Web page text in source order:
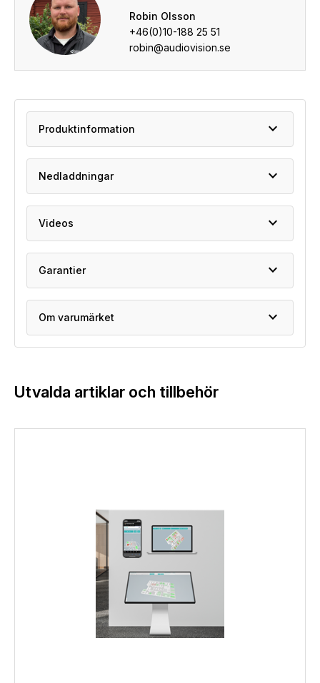
Robin Olsson
+46(0)10-188 25 51
robin@audiovision.se
Produktinformation expand_more
Nedladdningar expand_more
Videos expand_more
Garantier expand_more
Om varumärket expand_more
Utvalda artiklar och tillbehör